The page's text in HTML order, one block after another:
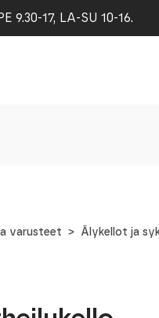
17, LA-SU 10-16.
varusteet Älykellot ja